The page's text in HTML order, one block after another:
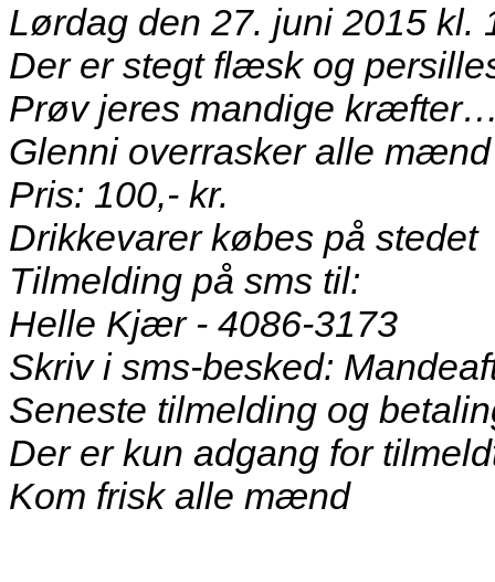
Lørdag den 27. juni 2015 kl.
Der er stegt flæsk og
Prøv jeres mandige
Glenni overrasker alle
Pris: 100,- kr.
Drikkevarer købes på stedet
Tilmelding på sms til:
Helle Kjær - 4086-3173
Skriv i sms-besked:
Seneste tilmelding og
Der er kun adgang for
Kom frisk alle mænd